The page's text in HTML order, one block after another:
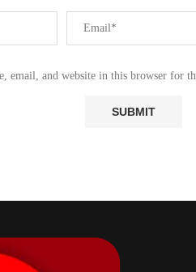
email, and website in this browser for